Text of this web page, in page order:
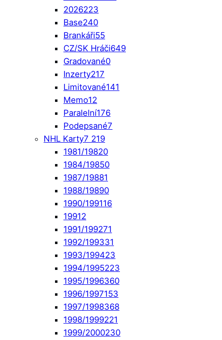
2026223
Base240
Brankáři55
CZ/SK Hráči649
Gradované0
Inzerty217
Limitované141
Memo12
Paralelní176
Podepsané7
NHL Karty7 219
1981/19820
1984/19850
1987/19881
1988/19890
1990/199116
19912
1991/199271
1992/199331
1993/199423
1994/1995223
1995/1996360
1996/1997153
1997/1998368
1998/1999221
1999/2000230